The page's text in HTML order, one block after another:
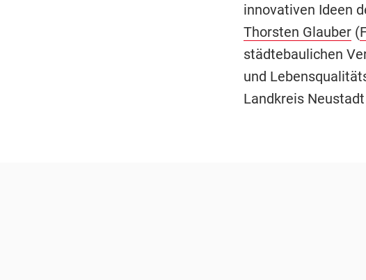
innovativen Ideen
Thorsten Glauber(
städtebaulichen
und
Landkreis